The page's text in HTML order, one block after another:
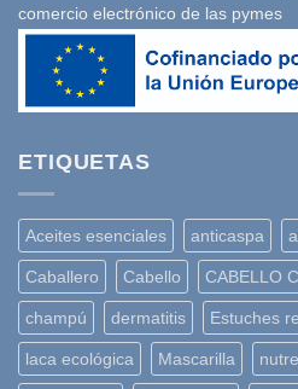
comercio electrónico de las pymes
ETIQUETAS
Aceites esenciales anticaspa
Caballero Cabello CABELLO
champú dermatitis Estuches
laca ecológica Mascarilla